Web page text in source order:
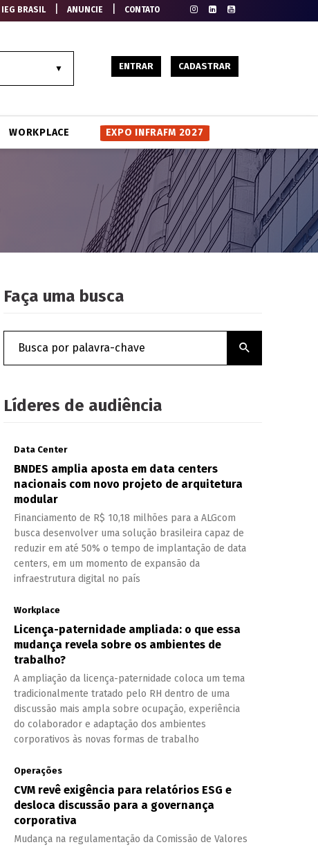
IEG BRASIL|ANUNCIE CONTATO
ENTRAR CADASTRAR
WORKPLACE EXPO INFRAFM 2027
Faça uma busca
Líderes de audiência
Data Center
BNDES amplia aposta em data centers
nacionais com novo projeto de arquitetura
modular
Financiamento de R$ 10,18 milhões para a ALGcom
busca desenvolver uma solução brasileira capaz de
reduzir em até 50% o tempo de implantação de data
centers, em um momento de expansão da
infraestrutura digital no país
Workplace
Licença-paternidade ampliada: o que essa
mudança revela sobre os ambientes de
trabalho?
A ampliação da licença-paternidade coloca um tema
tradicionalmente tratado pelo RH dentro de uma
discussão mais ampla sobre ocupação, experiência
do colaborador e adaptação dos ambientes
corporativos às novas formas de trabalho
Operações
CVM revê exigência para relatórios ESG e
desloca discussão para a governança
corporativa
Mudança na regulamentação da Comissão de Valores